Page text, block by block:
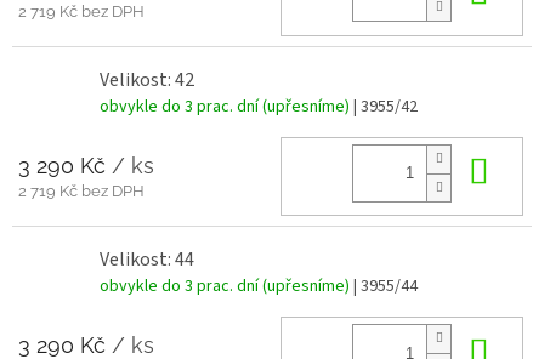
2 719 Kč bez DPH
Velikost: 42
obvykle do 3 prac. dní (upřesníme) | 3955/42
3 290 Kč / ks
2 719 Kč bez DPH
Velikost: 44
obvykle do 3 prac. dní (upřesníme) | 3955/44
3 290 Kč / ks